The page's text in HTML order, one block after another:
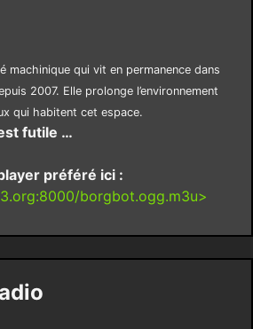
machinique qui vit en permanence dans
2007. Elle prolonge l’environnement
qui habitent cet espace.
futile …
préféré ici :
borgbot.ogg.m3u>